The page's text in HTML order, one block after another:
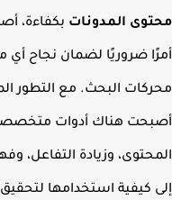
المدوناتبكفاءة،أصبح
ضروريًا لضمان نجاح أي
البحث. مع التطور
هناك أدوات متخصصة
وزيادة التفاعل،
كيفية استخدامها لتحقيق